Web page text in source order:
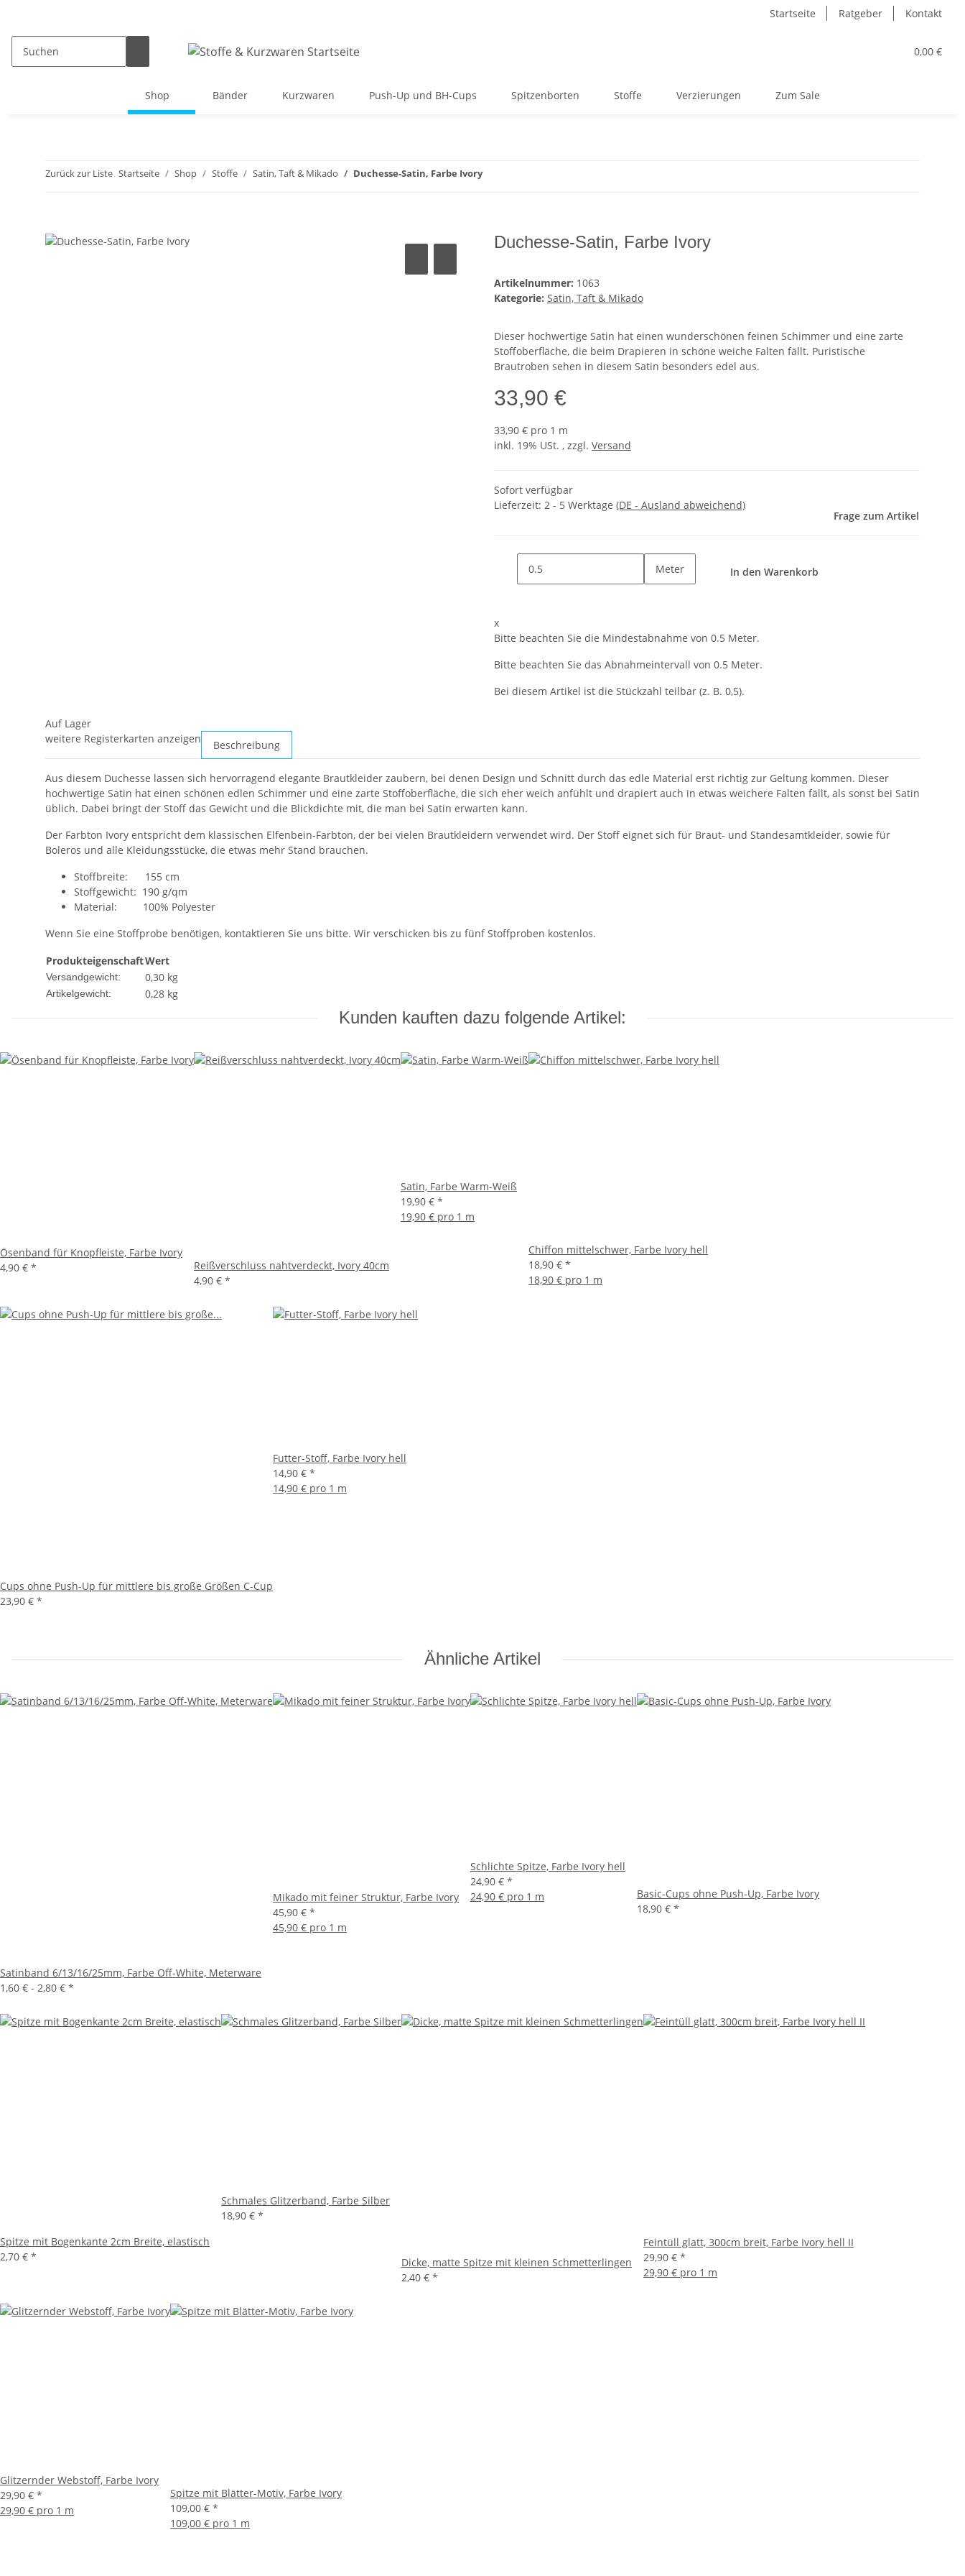
Startseite Ratgeber Kontakt
0,00 €
Shop Bänder Kurzwaren Push-Up und BH-Cups Spitzenborten Stoffe Verzierungen Zum Sale
Zurück zur Liste Startseite Shop Stoffe Satin, Taft & Mikado Duchesse-Satin, Farbe Ivory
Auf Lager
Duchesse-Satin, Farbe Ivory
Artikelnummer: 1063
Kategorie: Satin, Taft & Mikado
Dieser hochwertige Satin hat einen wunderschönen feinen Schimmer und eine zarte
Stoffoberfläche, die beim Drapieren in schöne weiche Falten fällt. Puristische
Brautroben sehen in diesem Satin besonders edel aus.
33,90 €
33,90 € pro 1 m
inkl. 19% USt. , zzgl. Versand
Sofort verfügbar
Lieferzeit: 2 - 5 Werktage (DE - Ausland abweichend)
Frage zum Artikel
Meter In den Warenkorb
x
Bitte beachten Sie die Mindestabnahme von 0.5 Meter.
Bitte beachten Sie das Abnahmeintervall von 0.5 Meter.
Bei diesem Artikel ist die Stückzahl teilbar (z. B. 0,5).
weitere Registerkarten anzeigen Beschreibung
Aus diesem Duchesse lassen sich hervorragend elegante Brautkleider zaubern, bei denen Design und Schnitt durch das edle Material erst richtig zur Geltung kommen. Dieser
hochwertige Satin hat einen schönen edlen Schimmer und eine zarte Stoffoberfläche, die sich eher weich anfühlt und drapiert auch in etwas weichere Falten fällt, als sonst bei Satin
üblich. Dabei bringt der Stoff das Gewicht und die Blickdichte mit, die man bei Satin erwarten kann.
Der Farbton Ivory entspricht dem klassischen Elfenbein-Farbton, der bei vielen Brautkleidern verwendet wird. Der Stoff eignet sich für Braut- und Standesamtkleider, sowie für
Boleros und alle Kleidungsstücke, die etwas mehr Stand brauchen.
Stoffbreite: 155 cm
Stoffgewicht: 190 g/qm
Material: 100% Polyester
Wenn Sie eine Stoffprobe benötigen, kontaktieren Sie uns bitte. Wir verschicken bis zu fünf Stoffproben kostenlos.
ProdukteigenschaftWert
Versandgewicht: 0,30 kg
Artikelgewicht: 0,28 kg
Kunden kauften dazu folgende Artikel:
Ösenband für Knopfleiste, Farbe Ivory
4,90 € *
Reißverschluss nahtverdeckt, Ivory 40cm
4,90 € *
Satin, Farbe Warm-Weiß
19,90 € *
19,90 € pro 1 m
Chiffon mittelschwer, Farbe Ivory hell
18,90 € *
18,90 € pro 1 m
Cups ohne Push-Up für mittlere bis große Größen C-Cup
23,90 € *
Futter-Stoff, Farbe Ivory hell
14,90 € *
14,90 € pro 1 m
Ähnliche Artikel
Satinband 6/13/16/25mm, Farbe Off-White, Meterware
1,60 € - 2,80 € *
Mikado mit feiner Struktur, Farbe Ivory
45,90 € *
45,90 € pro 1 m
Schlichte Spitze, Farbe Ivory hell
24,90 € *
24,90 € pro 1 m
Basic-Cups ohne Push-Up, Farbe Ivory
18,90 € *
Spitze mit Bogenkante 2cm Breite, elastisch
2,70 € *
Schmales Glitzerband, Farbe Silber
18,90 € *
Dicke, matte Spitze mit kleinen Schmetterlingen
2,40 € *
Feintüll glatt, 300cm breit, Farbe Ivory hell II
29,90 € *
29,90 € pro 1 m
Glitzernder Webstoff, Farbe Ivory
29,90 € *
29,90 € pro 1 m
Spitze mit Blätter-Motiv, Farbe Ivory
109,00 € *
109,00 € pro 1 m